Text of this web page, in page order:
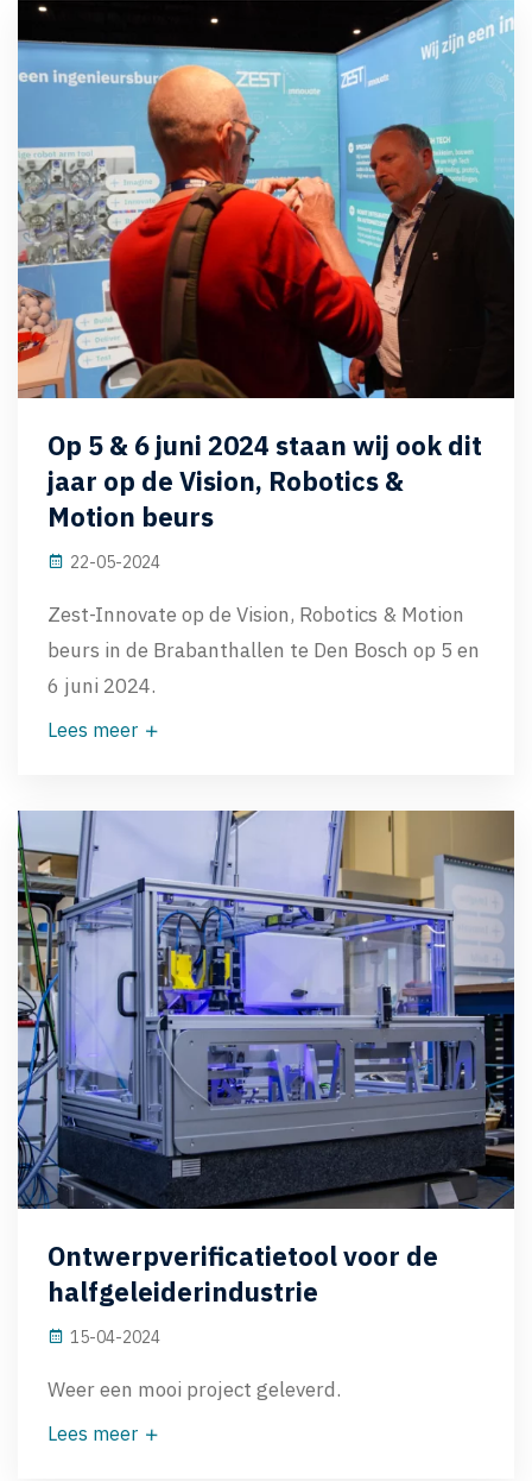
Op 5 & 6 juni 2024 staan wij ook dit
jaar op de Vision, Robotics &
Motion beurs
22-05-2024
Zest-Innovate op de Vision, Robotics & Motion
beurs in de Brabanthallen te Den Bosch op 5 en
6 juni 2024.
Lees meer
Ontwerpverificatietool voor de
halfgeleiderindustrie
15-04-2024
Weer een mooi project geleverd.
Lees meer